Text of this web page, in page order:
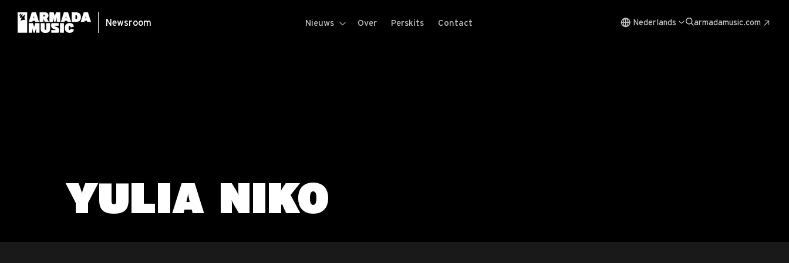
Newsroom Nieuws Over Perskits Contact Nederlands armadamusic.com
YULIA NIKO